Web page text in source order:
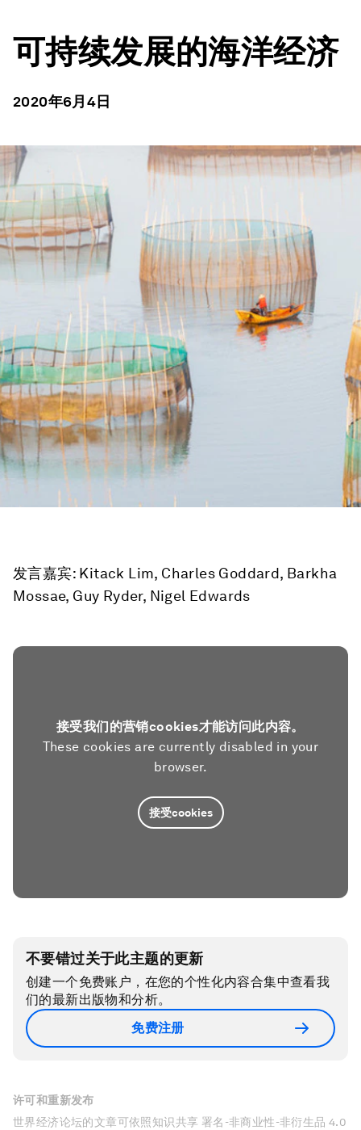
可持续发展的海洋经济
2020年6月4日
发言嘉宾: Kitack Lim, Charles Goddard, Barkha
Mossae, Guy Ryder, Nigel Edwards
接受我们的营销cookies才能访问此内容。
These cookies are currently disabled in your
browser.
接受cookies
不要错过关于此主题的更新
创建一个免费账户，在您的个性化内容合集中查看我
们的最新出版物和分析。
免费注册
许可和重新发布
世界经济论坛的文章可依照知识共享 署名-非商业性-非衍生品 4.0